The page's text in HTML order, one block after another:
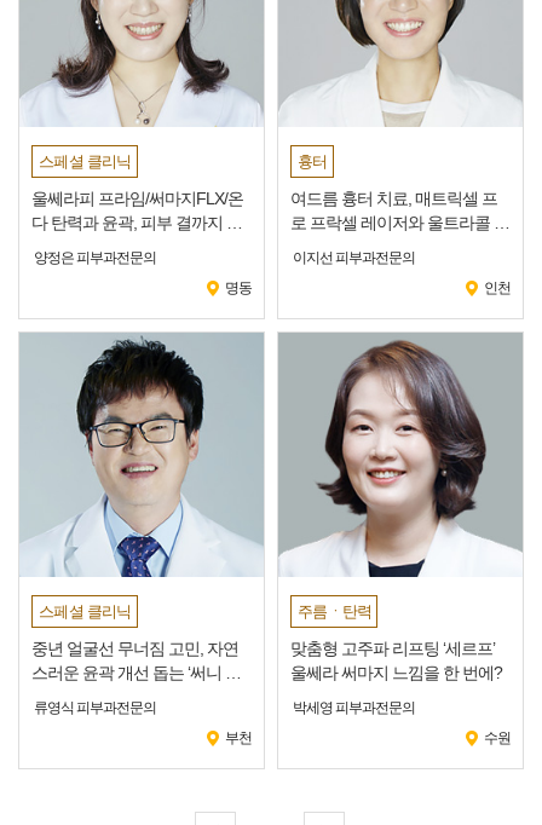
스페셜 클리닉
울쎄라피 프라임/써마지FLX/온
다 탄력과 윤곽, 피부 결까지 잡
양정은 피부과전문의
명동
흉터
여드름 흉터 치료, 매트릭셀 프
로 프락셀 레이저와 울트라콜 시
이지선 피부과전문의
인천
스페셜 클리닉
중년 얼굴선 무너짐 고민, 자연
스러운 윤곽 개선 돕는 ‘써니 고
류영식 피부과전문의
부천
주름ㆍ탄력
맞춤형 고주파 리프팅 ‘세르프’
울쎄라 써마지 느낌을 한 번에?
박세영 피부과전문의
수원